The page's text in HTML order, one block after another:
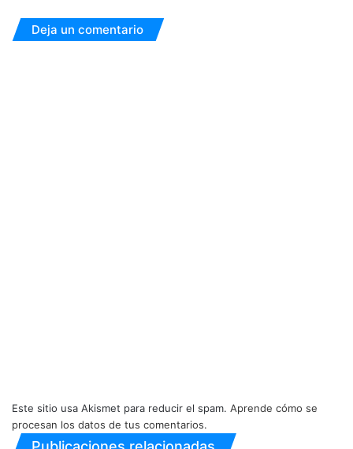
Deja un comentario
Este sitio usa Akismet para reducir el spam. Aprende cómo se
procesan los datos de tus comentarios.